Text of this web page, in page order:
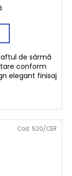
de sârmă
conform
elegant finisaj
Cod: 520/CER